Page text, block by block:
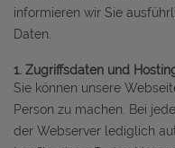
informieren wir Sie
Daten.
1. Zugriffsdaten und
Sie können unsere
Person zu machen. Bei
der Webserver lediglich